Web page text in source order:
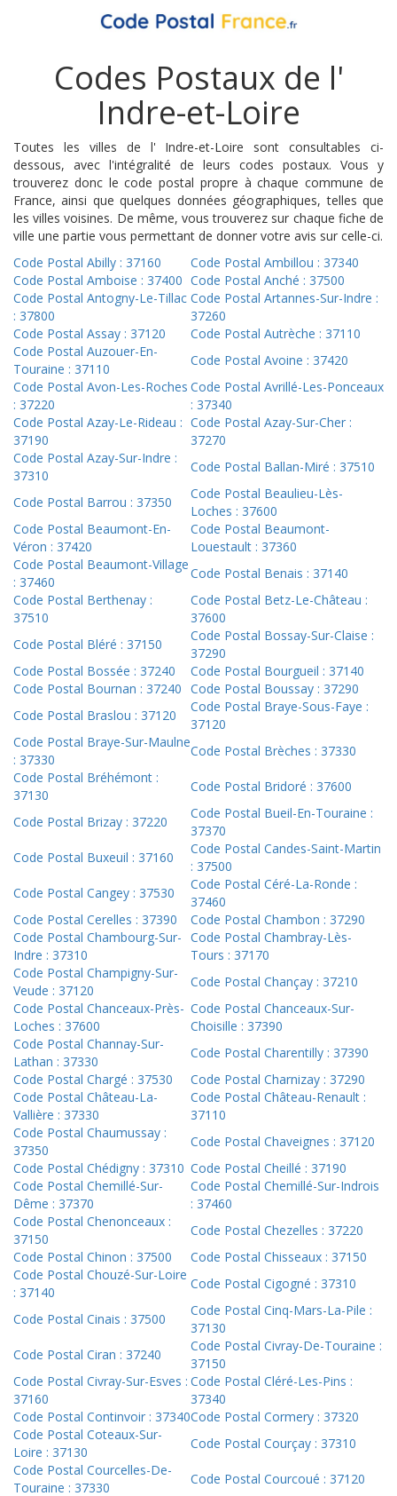
Codes Postaux de l'
Indre-et-Loire
Toutes les villes de l' Indre-et-Loire sont consultables ci-
dessous, avec l'intégralité de leurs codes postaux. Vous y
trouverez donc le code postal propre à chaque commune de
France, ainsi que quelques données géographiques, telles que
les villes voisines. De même, vous trouverez sur chaque fiche de
ville une partie vous permettant de donner votre avis sur celle-ci.
Code Postal Abilly : 37160
Code Postal Ambillou : 37340
Code Postal Amboise : 37400 Code Postal Anché : 37500
Code Postal Antogny-Le-Tillac
: 37800
Code Postal Artannes-Sur-Indre :
37260
Code Postal Assay : 37120
Code Postal Autrèche : 37110
Code Postal Auzouer-En-
Touraine : 37110
Code Postal Avoine : 37420
Code Postal Avon-Les-Roches
: 37220
Code Postal Avrillé-Les-Ponceaux
: 37340
Code Postal Azay-Le-Rideau :
37190
Code Postal Azay-Sur-Cher :
37270
Code Postal Azay-Sur-Indre :
37310
Code Postal Ballan-Miré : 37510
Code Postal Barrou : 37350
Code Postal Beaulieu-Lès-
Loches : 37600
Code Postal Beaumont-En-
Véron : 37420
Code Postal Beaumont-
Louestault : 37360
Code Postal Beaumont-Village
: 37460
Code Postal Benais : 37140
Code Postal Berthenay :
37510
Code Postal Betz-Le-Château :
37600
Code Postal Bléré : 37150
Code Postal Bossay-Sur-Claise :
37290
Code Postal Bossée : 37240
Code Postal Bourgueil : 37140
Code Postal Bournan : 37240 Code Postal Boussay : 37290
Code Postal Braslou : 37120
Code Postal Braye-Sous-Faye :
37120
Code Postal Braye-Sur-Maulne
: 37330
Code Postal Brèches : 37330
Code Postal Bréhémont :
37130
Code Postal Bridoré : 37600
Code Postal Brizay : 37220
Code Postal Bueil-En-Touraine :
37370
Code Postal Buxeuil : 37160
Code Postal Candes-Saint-Martin
: 37500
Code Postal Cangey : 37530
Code Postal Céré-La-Ronde :
37460
Code Postal Cerelles : 37390
Code Postal Chambon : 37290
Code Postal Chambourg-Sur-
Indre : 37310
Code Postal Chambray-Lès-
Tours : 37170
Code Postal Champigny-Sur-
Veude : 37120
Code Postal Chançay : 37210
Code Postal Chanceaux-Près-
Loches : 37600
Code Postal Chanceaux-Sur-
Choisille : 37390
Code Postal Channay-Sur-
Lathan : 37330
Code Postal Charentilly : 37390
Code Postal Chargé : 37530
Code Postal Charnizay : 37290
Code Postal Château-La-
Vallière : 37330
Code Postal Château-Renault :
37110
Code Postal Chaumussay :
37350
Code Postal Chaveignes : 37120
Code Postal Chédigny : 37310 Code Postal Cheillé : 37190
Code Postal Chemillé-Sur-
Dême : 37370
Code Postal Chemillé-Sur-Indrois
: 37460
Code Postal Chenonceaux :
37150
Code Postal Chezelles : 37220
Code Postal Chinon : 37500
Code Postal Chisseaux : 37150
Code Postal Chouzé-Sur-Loire
: 37140
Code Postal Cigogné : 37310
Code Postal Cinais : 37500
Code Postal Cinq-Mars-La-Pile :
37130
Code Postal Ciran : 37240
Code Postal Civray-De-Touraine :
37150
Code Postal Civray-Sur-Esves :
37160
Code Postal Cléré-Les-Pins :
37340
Code Postal Continvoir : 37340Code Postal Cormery : 37320
Code Postal Coteaux-Sur-
Loire : 37130
Code Postal Courçay : 37310
Code Postal Courcelles-De-
Touraine : 37330
Code Postal Courcoué : 37120